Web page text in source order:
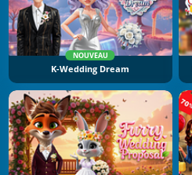
NOUVEAU
K-Wedding Dream